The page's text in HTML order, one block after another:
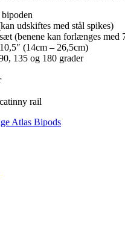
udskiftes med stål spikes)
(benene kan forlænges med
(14cm – 26,5cm)
135 og 180 grader
rail
Atlas Bipods